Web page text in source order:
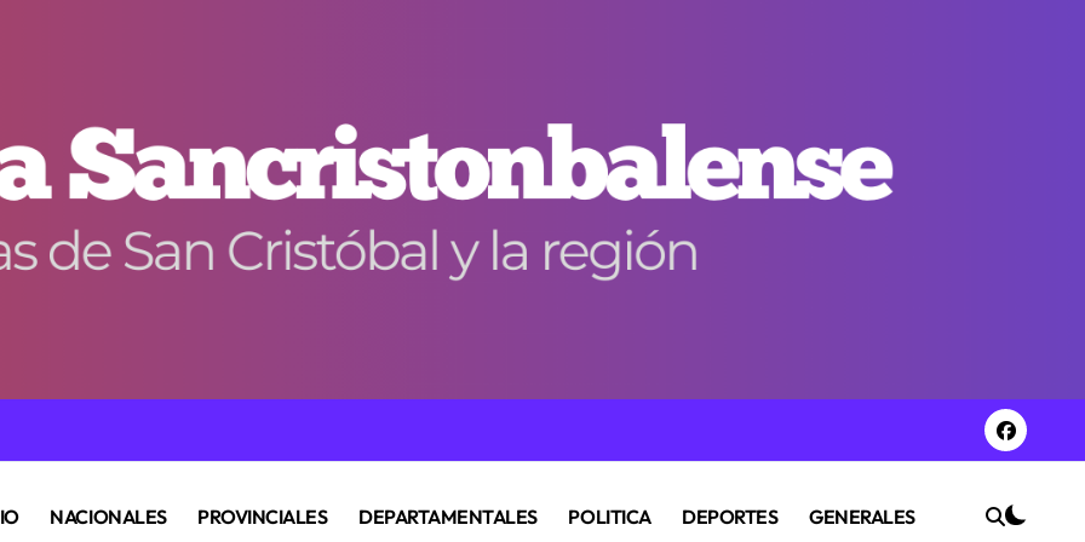
NACIONALES PROVINCIALES DEPARTAMENTALES POLITICA DEPORTES GENERALES